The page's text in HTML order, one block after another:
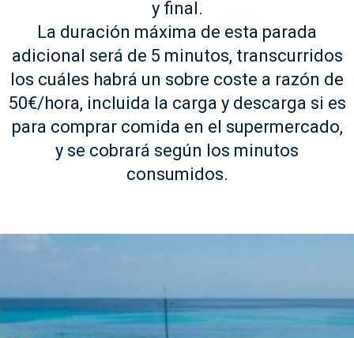
y final.
La duración máxima de esta parada
adicional será de 5 minutos, transcurridos
los cuáles habrá un sobre coste a razón de
50€/hora, incluida la carga y descarga si es
para comprar comida en el supermercado,
y se cobrará según los minutos
consumidos.